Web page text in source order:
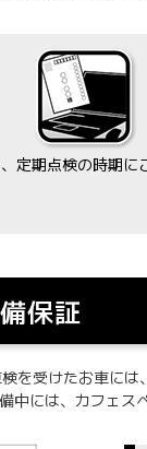
定期点検の時期に
保証
を受けたお車に
中には、カフェス